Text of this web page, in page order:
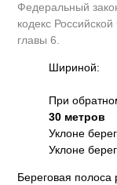
Федеральный
кодекс
главы 6.
Шириной:
При
30 метров
Уклоне
Уклоне
Береговая